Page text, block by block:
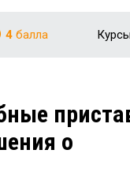
4 балла
о